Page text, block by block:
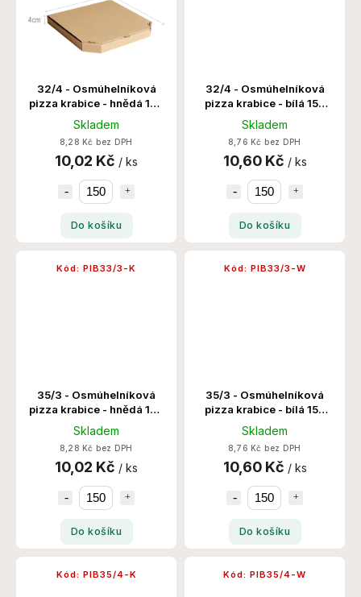
32/4 - Osmúhelníková
pizza krabice - hnědá 150
Ks/Krt
Skladem
8,28 Kč bez DPH
10,02 Kč / ks
Do košíku
32/4 - Osmúhelníková
pizza krabice - bílá 150
Ks/Krt
Skladem
8,76 Kč bez DPH
10,60 Kč / ks
Do košíku
35/3 - Osmúhelníková
pizza krabice - hnědá 150
Ks/Krt
Skladem
8,28 Kč bez DPH
10,02 Kč / ks
Do košíku
Kód: PIB33/3-K
35/3 - Osmúhelníková
pizza krabice - bílá 150
Ks/Krt
Skladem
8,76 Kč bez DPH
10,60 Kč / ks
Do košíku
Kód: PIB33/3-W
Kód: PIB35/4-K Kód: PIB35/4-W